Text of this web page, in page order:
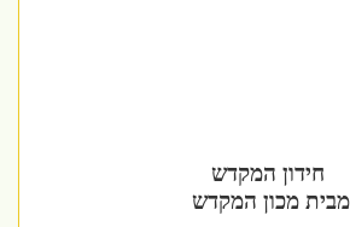
חידון המקדש
מכון המקדש